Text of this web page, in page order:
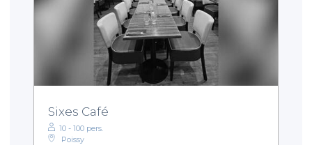
Sixes Café
10 - 100 pers.
Poissy